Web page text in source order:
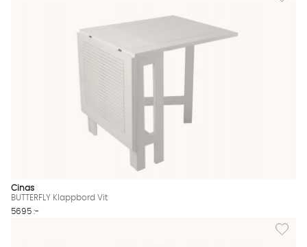
Cinas
BUTTERFLY Klappbord Vit
5695 :-
Lägg